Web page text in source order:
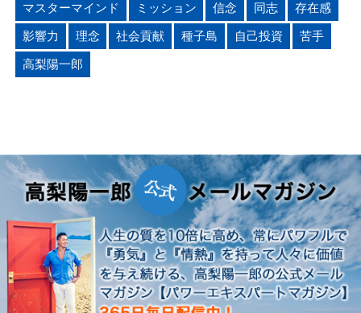
マスターマインド ミッション 信念 同志 存在感
影響力 理念 社会貢献 種子島 自己投資 苦手
高梨陽一郎